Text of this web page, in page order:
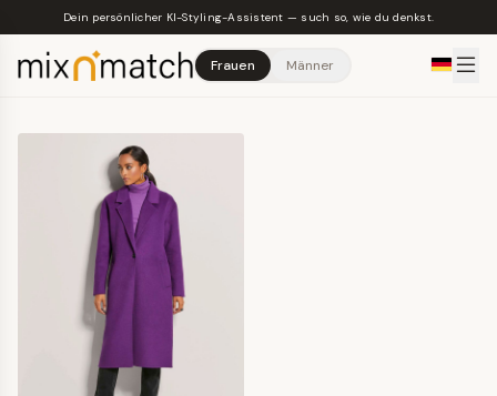
Skip to main content
Dein persönlicher KI-Styling-Assistent — such so, wie du denkst.
Frauen Männer